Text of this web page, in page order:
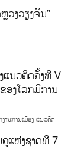
ວງວຽງຈັນ”
ແນວຄິດຄັ້ງທີ V
ອງໂລກມີການ
ງານການເມືອງ-ແນວຄິດ
ແຫ່ງຊາດທີ 7